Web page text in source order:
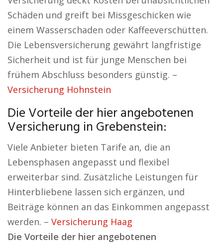
Schäden und greift bei Missgeschicken wie
einem Wasserschaden oder Kaffeeverschütten.
Die Lebensversicherung gewährt langfristige
Sicherheit und ist für junge Menschen bei
frühem Abschluss besonders günstig. –
Versicherung Hohnstein
Die Vorteile der hier angebotenen
Versicherung in Grebenstein:
Viele Anbieter bieten Tarife an, die an
Lebensphasen angepasst und flexibel
erweiterbar sind. Zusätzliche Leistungen für
Hinterbliebene lassen sich ergänzen, und
Beiträge können an das Einkommen angepasst
werden. – Versicherung Haag
Die Vorteile der hier angebotenen